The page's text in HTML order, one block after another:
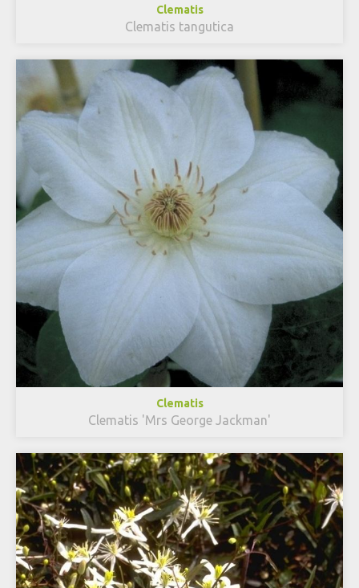
Clematis
Clematis tangutica
Clematis
Clematis 'Mrs George Jackman'